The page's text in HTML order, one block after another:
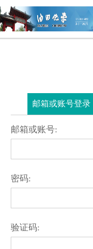
邮箱或账号登录
邮箱或账号:
密码:
验证码: